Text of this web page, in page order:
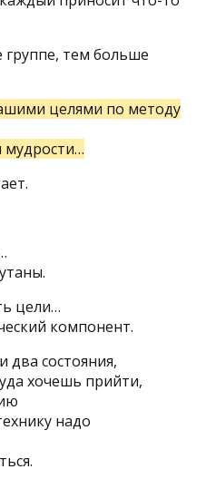
тем больше
целями по методу
мудрости…
цели…
компонент.
два состояния,
хочешь прийти,
надо